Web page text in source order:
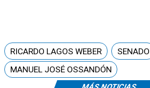
RICARDO LAGOS WEBER
SENADO
MANUEL JOSÉ OSSANDÓN